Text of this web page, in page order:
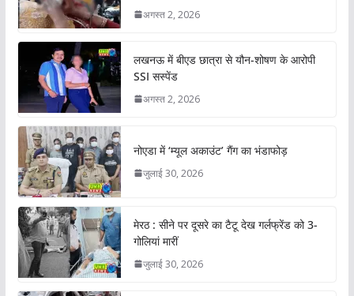
अगस्त 2, 2026
लखनऊ में बीएड छात्रा से यौन-शोषण के आरोपी
SSI सस्पेंड
अगस्त 2, 2026
नोएडा में ‘म्यूल अकाउंट’ गैंग का भंडाफोड़
जुलाई 30, 2026
मेरठ : सीने पर दूसरे का टैटू देख गर्लफ्रेंड को 3-
गोलियां मारीं
जुलाई 30, 2026